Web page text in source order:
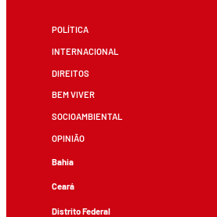
POLÍTICA
INTERNACIONAL
DIREITOS
BEM VIVER
SOCIOAMBIENTAL
OPINIÃO
Bahia
Ceará
Distrito Federal